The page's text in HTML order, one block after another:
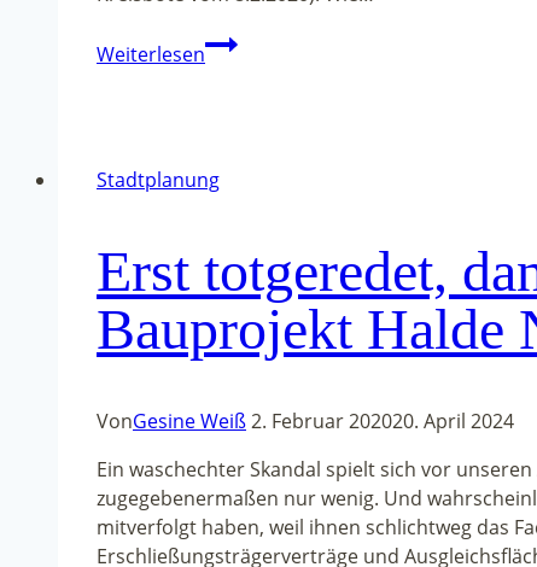
WeiterlesenDer
neue
kein
Artenvielfalt
Stadtplanung
Erst totgeredet,
Bauprojekt Halde
VonGesine Weiß2. Februar 202020. April 2024
Ein waschechter Skandal spielt sich vor
zugegebenermaßen nur wenig. Und
mitverfolgt haben, weil ihnen schlichtweg das
Erschließungsträgerverträge und